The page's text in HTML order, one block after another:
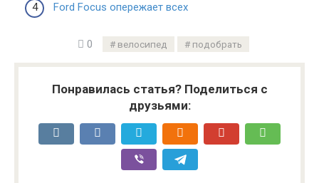
Ford Focus опережает всех
0 велосипед подобрать
Понравилась статья? Поделиться с
друзьями: